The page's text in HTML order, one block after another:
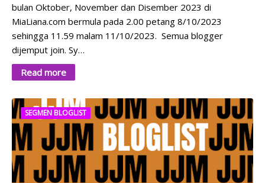
bulan Oktober, November dan Disember 2023 di
MiaLiana.com bermula pada 2.00 petang 8/10/2023
sehingga 11.59 malam 11/10/2023. Semua blogger
dijemput join. Sy…
Read more
SEGMEN BLOGLIST